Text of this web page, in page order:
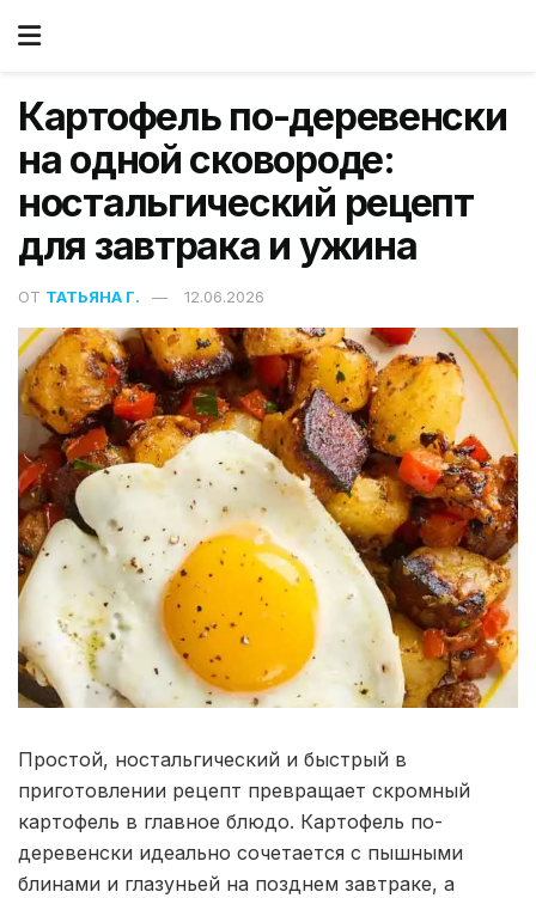
Картофель по-деревенски
на одной сковороде:
ностальгический рецепт
для завтрака и ужина
ОТ ТАТЬЯНА Г. 12.06.2026
Простой, ностальгический и быстрый в
приготовлении рецепт превращает скромный
картофель в главное блюдо. Картофель по-
деревенски идеально сочетается с пышными
блинами и глазуньей на позднем завтраке, а